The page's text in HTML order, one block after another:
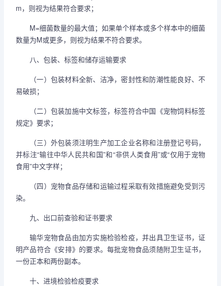
m，则视为结果符合要求；
M=细菌数量的最大值；如果单个样本或多个样本中的细菌
数量为M或更多，则视为结果不符合要求。
八、包装、标签和储存运输要求
（一）包装材料全新、洁净，密封性和防潮性能良好、不
易破损；
（二）包装加施中文标签，标签符合中国《宠物饲料标签
规定》要求；
（三）外包装须注明生产加工企业名称和注册登记号码，
并标注“输往中华人民共和国”和“非供人类食用”或“仅用于宠物
食用”中文字样；
（四）宠物食品存储和运输过程采取有效措施避免受到污
染。
九、出口前查验和证书要求
输华宠物食品由加方实施检验检疫，并出具卫生证书，证
明产品符合《安排》的要求。每批宠物食品须随附卫生证书，
一份正本和两份副本。
十、进境检验检疫要求